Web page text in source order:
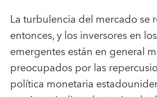
La turbulencia del mercado se
entonces, y los inversores en
emergentes están en general
preocupados por las
política monetaria